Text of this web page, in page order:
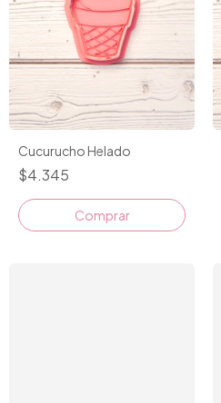
Cucurucho Helado
$4.345
Comprar